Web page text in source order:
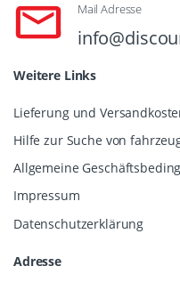
Mail Adresse
Weitere Links
Lieferung und
Hilfe zur Suche von
Allgemeine
Impressum
Datenschutzerklärung
Adresse